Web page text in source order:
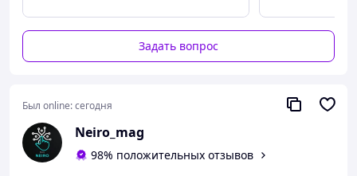
Преимущества
Якість освітлення, червоне світло
конструкція, в описі цього немає та
на фото цього теж не
видно.Зарядний пристрій-жах
Задать вопрос
Был online:сегодня
Neiro_mag
98% положительных отзывов